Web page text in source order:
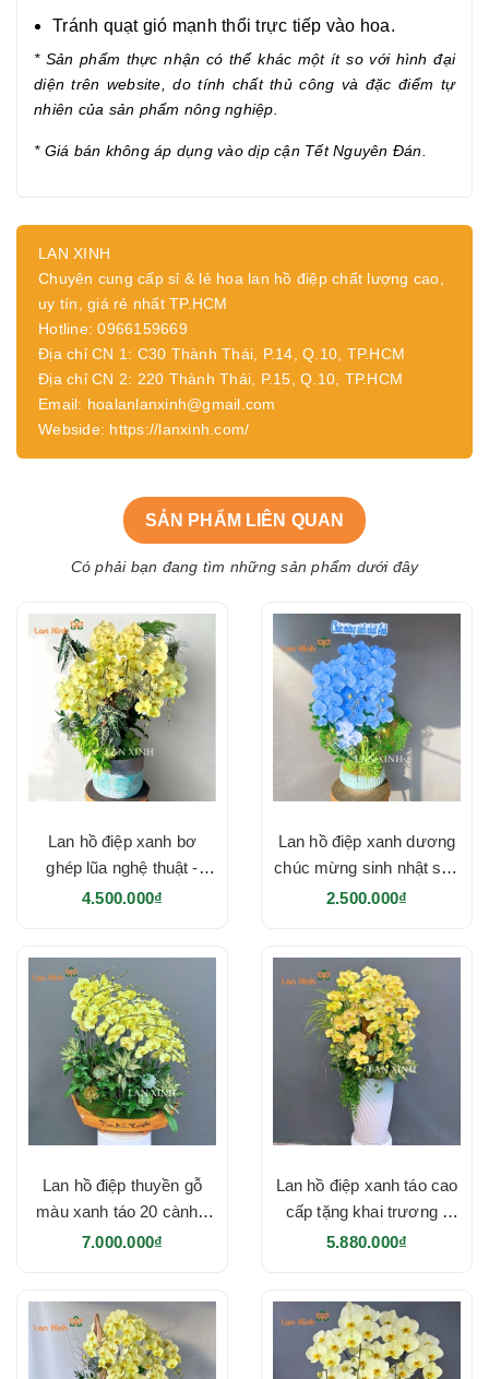
Tránh quạt gió mạnh thổi trực tiếp vào hoa.
* Sản phẩm thực nhận có thể khác một ít so với hình đại
diện trên website, do tính chất thủ công và đặc điểm tự
nhiên của sản phẩm nông nghiệp.
* Giá bán không áp dụng vào dịp cận Tết Nguyên Đán.
LAN XINH
Chuyên cung cấp sỉ & lẻ hoa lan hồ điệp chất lượng cao,
uy tín, giá rẻ nhất TP.HCM
Hotline: 0966159669
Địa chỉ CN 1: C30 Thành Thái, P.14, Q.10, TP.HCM
Địa chỉ CN 2: 220 Thành Thái, P.15, Q.10, TP.HCM
Email: hoalanlanxinh@gmail.com
Webside: https://lanxinh.com/
SẢN PHẨM LIÊN QUAN
Có phải bạn đang tìm những sản phẩm dưới đây
Lan hồ điệp xanh bơ
ghép lũa nghệ thuật -
HD642
4.500.000₫
Lan hồ điệp xanh dương
chúc mừng sinh nhật sếp
- HD641
2.500.000₫
Lan hồ điệp thuyền gỗ
màu xanh táo 20 cành -
HD621
7.000.000₫
Lan hồ điệp xanh táo cao
cấp tặng khai trương -
HD616
5.880.000₫